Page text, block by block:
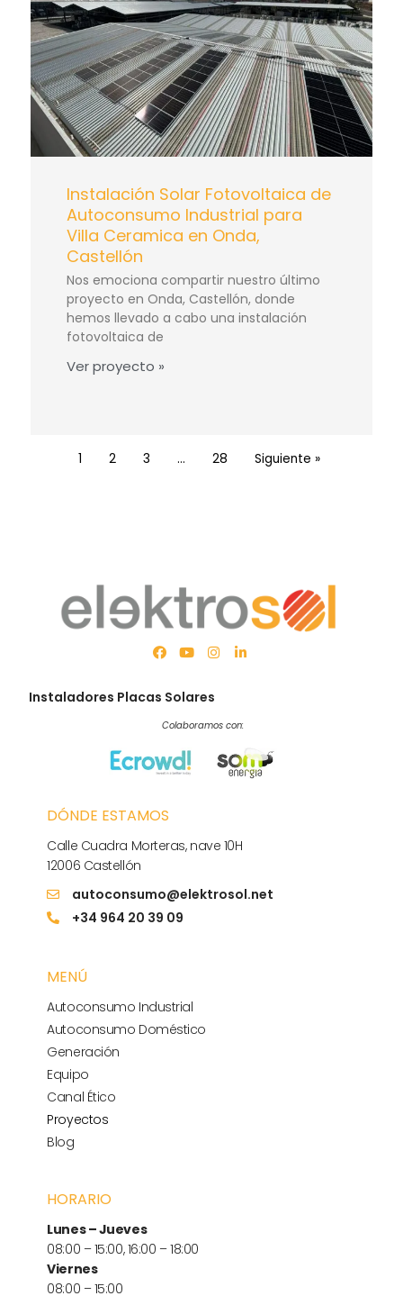
Instalación Solar Fotovoltaica de
Autoconsumo Industrial para
Villa Ceramica en Onda,
Castellón
Nos emociona compartir nuestro último
proyecto en Onda, Castellón, donde
hemos llevado a cabo una instalación
fotovoltaica de
Ver proyecto »
1 2 3 … 28 Siguiente »
Instaladores Placas Solares
Colaboramos con:
DÓNDE ESTAMOS
Calle Cuadra Morteras, nave 10H
12006 Castellón
autoconsumo@elektrosol.net
+34 964 20 39 09
MENÚ
Autoconsumo Industrial
Autoconsumo Doméstico
Generación
Equipo
Canal Ético
Proyectos
Blog
HORARIO
Lunes – Jueves
08:00 – 15:00, 16:00 – 18:00
Viernes
08:00 – 15:00